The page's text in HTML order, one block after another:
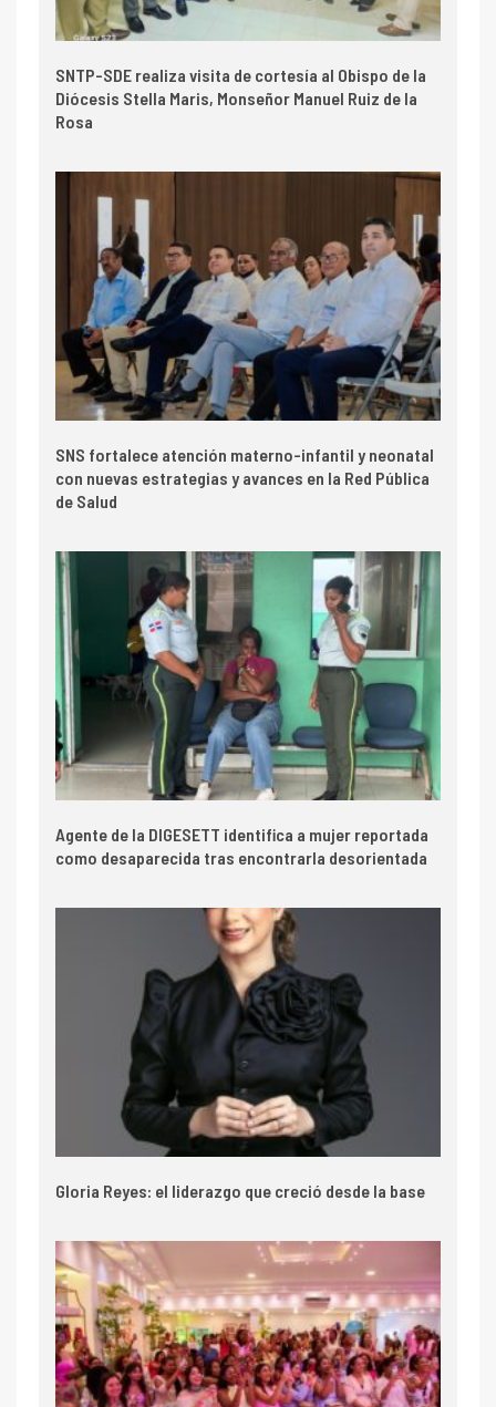
SNTP-SDE realiza visita de cortesía al Obispo de la
Diócesis Stella Maris, Monseñor Manuel Ruiz de la
Rosa
SNS fortalece atención materno-infantil y neonatal
con nuevas estrategias y avances en la Red Pública
de Salud
Agente de la DIGESETT identifica a mujer reportada
como desaparecida tras encontrarla desorientada
Gloria Reyes: el liderazgo que creció desde la base